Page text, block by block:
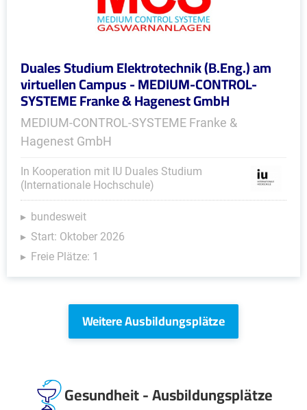
Duales Studium Elektrotechnik (B.Eng.) am
virtuellen Campus - MEDIUM-CONTROL-
SYSTEME Franke & Hagenest GmbH
MEDIUM-CONTROL-SYSTEME Franke &
Hagenest GmbH
In Kooperation mit IU Duales Studium
(Internationale Hochschule)
bundesweit
Start: Oktober 2026
Freie Plätze: 1
Weitere Ausbildungsplätze
Gesundheit - Ausbildungsplätze